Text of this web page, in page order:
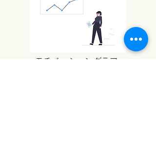
​モチベーショングラフ